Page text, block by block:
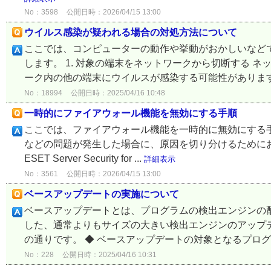
No：3598 公開日時：2026/04/15 13:00
ウイルス感染が疑われる場合の対処方法について
ここでは、コンピューターの動作や挙動がおかしいな
します。 1. 対象の端末をネットワークから切断する ネ
ーク内の他の端末にウイルスが感染する可能性があり
No：18994 公開日時：2025/04/16 10:48
一時的にファイアウォール機能を無効にする手順
ここでは、ファイアウォール機能を一時的に無効にす
などの問題が発生した場合に、原因を切り分けるため
ESET Server Security for ... 詳細表示
No：3561 公開日時：2026/04/15 13:00
ベースアップデートの実施について
ベースアップデートとは、プログラムの検出エンジン
した、通常よりもサイズの大きい検出エンジンのアッ
の通りです。 ◆ ベースアップデートの対象となるプロ
No：228 公開日時：2025/04/16 10:31